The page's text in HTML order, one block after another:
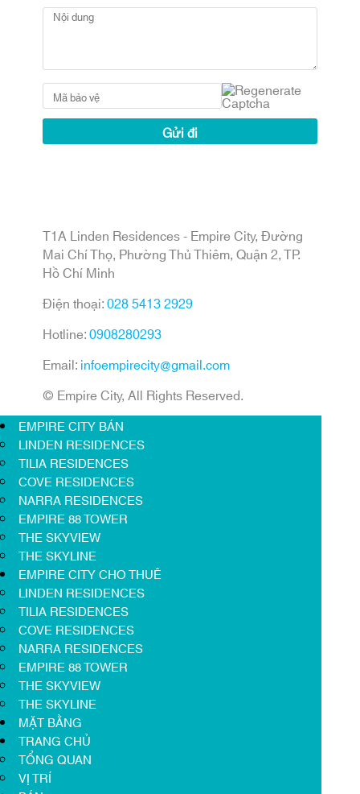
T1A Linden Residences - Empire City, Đường
Mai Chí Thọ, Phường Thủ Thiêm, Quận 2, TP.
Hồ Chí Minh
Điện thoại:028 5413 2929
Hotline:0908280293
Email: infoempirecity@gmail.com
© Empire City, All Rights Reserved.
EMPIRE CITY BÁN
LINDEN RESIDENCES
TILIA RESIDENCES
COVE RESIDENCES
NARRA RESIDENCES
EMPIRE 88 TOWER
THE SKYVIEW
THE SKYLINE
EMPIRE CITY CHO THUÊ
LINDEN RESIDENCES
TILIA RESIDENCES
COVE RESIDENCES
NARRA RESIDENCES
EMPIRE 88 TOWER
THE SKYVIEW
THE SKYLINE
MẶT BẰNG
TRANG CHỦ
TỔNG QUAN
VỊ TRÍ